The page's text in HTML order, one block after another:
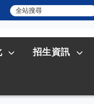
招生資訊